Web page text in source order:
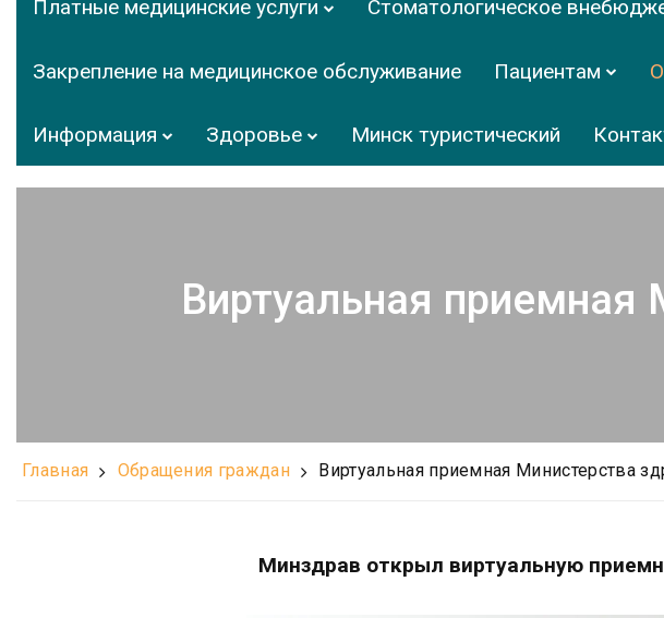
Платные медицинские услуги Стоматологическое
Закрепление на медицинское обслуживание Пациентам
Информация Здоровье Минск туристический
Виртуальная приемная
Главная Обращения граждан Виртуальная приемная Министерства
Минздрав открыл виртуальную